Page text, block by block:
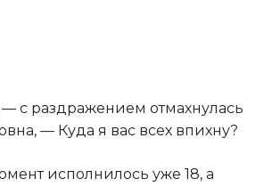
с раздражением отмахнулась
— Куда я вас всех впихну?
исполнилось уже 18, а